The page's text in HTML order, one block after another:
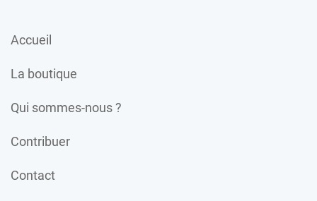
Accueil
La boutique
Qui sommes-nous ?
Contribuer
Contact